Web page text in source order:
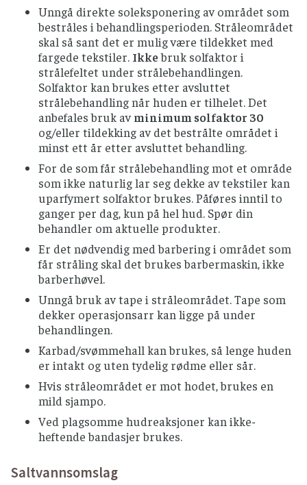
Unngå direkte soleksponering av området som
bestråles i behandlingsperioden. Stråleområdet
skal så sant det er mulig være tildekket med
fargede tekstiler. Ikkebruk solfaktor i
strålefeltet under strålebehandlingen.
Solfaktor kan brukes etter avsluttet
strålebehandling når huden er tilhelet. Det
anbefales bruk avminimum solfaktor 30
og/eller tildekking av det bestrålte området i
minst ett år etter avsluttet behandling.
For de som får strålebehandling mot et område
som ikke naturlig lar seg dekke av tekstiler kan
uparfymert solfaktor brukes. Påføres inntil to
ganger per dag, kun på hel hud. Spør din
behandler om aktuelle produkter.
Er det nødvendig med barbering i området som
får stråling skal det brukes barbermaskin, ikke
barberhøvel.
Unngå bruk av tape i stråleområdet. Tape som
dekker operasjonsarr kan ligge på under
behandlingen.
Karbad/svømmehall kan brukes, så lenge huden
er intakt og uten tydelig rødme eller sår.
Hvis stråleområdet er mot hodet, brukes en
mild sjampo.
Ved plagsomme hudreaksjoner kan ikke-
heftende bandasjer brukes.
Saltvannsomslag